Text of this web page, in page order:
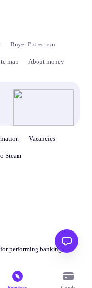
Buyer Protection
map About money
Vacancies
Steam
performing banking